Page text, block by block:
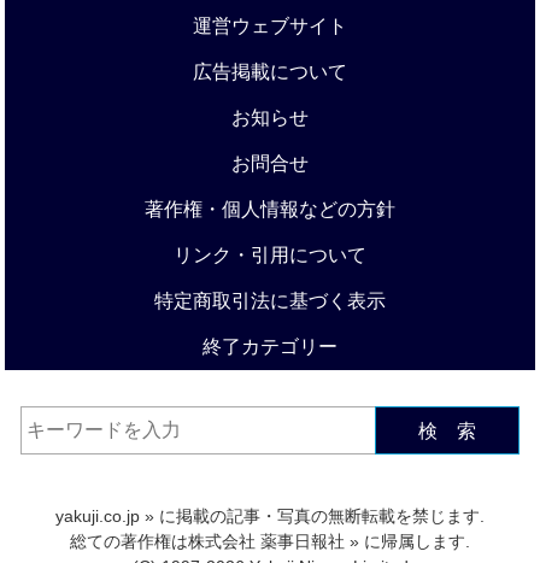
運営ウェブサイト
広告掲載について
お知らせ
お問合せ
著作権・個人情報などの方針
リンク・引用について
特定商取引法に基づく表示
終了カテゴリー
検 索
yakuji.co.jp » に掲載の記事・写真の無断転載を禁じます.
総ての著作権は株式会社 薬事日報社 » に帰属します.